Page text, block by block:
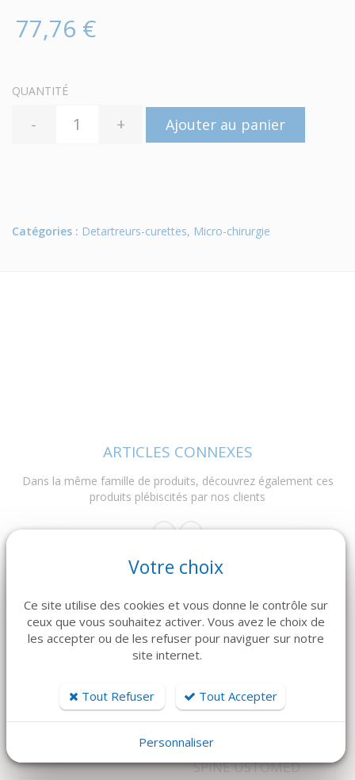
77,76 €
QUANTITÉ
- + Ajouter au panier
Catégories : Detartreurs-curettes, Micro-chirurgie
ARTICLES CONNEXES
Dans la même famille de produits, découvrez également ces
produits plébiscités par nos clients
MECTRON
Piezosurgery Insert
USTOMED
CISEAUX A SUTURE
11,5 CM - BLACK
SPINE USTOMED
Votre choix
Ce site utilise des cookies et vous donne le contrôle sur
ceux que vous souhaitez activer. Vous avez le choix de
les accepter ou de les refuser pour naviguer sur notre
site internet.
Tout Refuser Tout Accepter
Personnaliser